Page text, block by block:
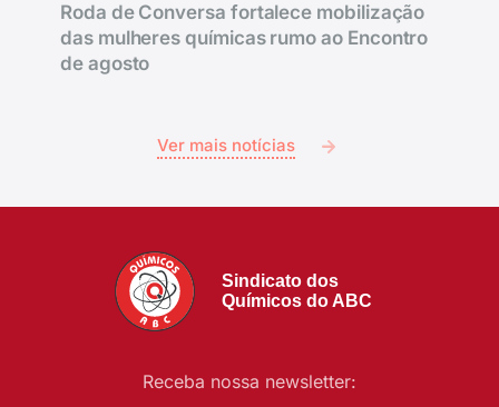
Roda de Conversa fortalece mobilização
das mulheres químicas rumo ao Encontro
de agosto
Ver mais notícias
Sindicato dos
Químicos do ABC
Receba nossa newsletter: